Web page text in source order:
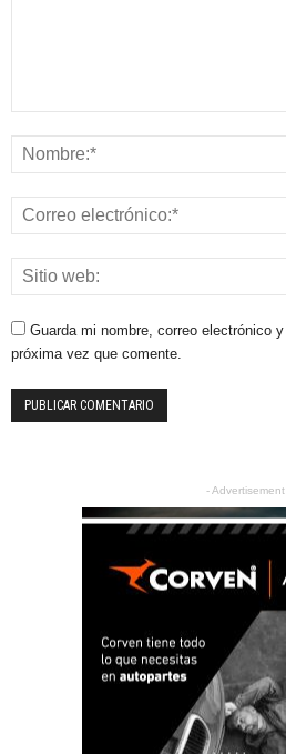
Guarda mi nombre, correo electrónico
próxima vez que comente.
- Advertisement